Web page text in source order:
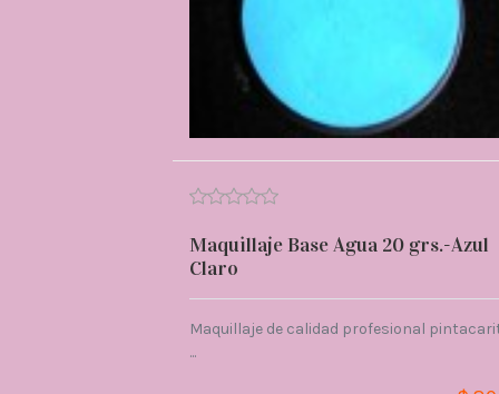
Maquillaje Base Agua 20 grs.-Azul
Claro
Maquillaje de calidad profesional
...